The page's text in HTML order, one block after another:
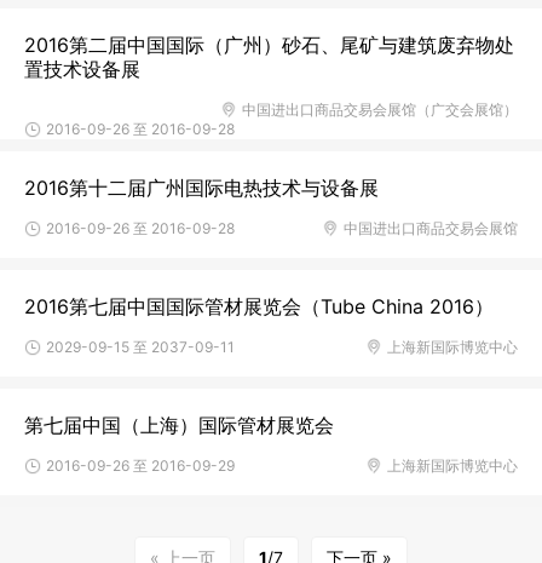
2016第二届中国国际（广州）砂石、尾矿与建筑废弃物处
置技术设备展
中国进出口商品交易会展馆（广交会展馆）
2016-09-26 至 2016-09-28
2016第十二届广州国际电热技术与设备展
中国进出口商品交易会展馆
2016-09-26 至 2016-09-28
2016第七届中国国际管材展览会（Tube China 2016）
上海新国际博览中心
2029-09-15 至 2037-09-11
第七届中国（上海）国际管材展览会
上海新国际博览中心
2016-09-26 至 2016-09-29
« 上一页 1/7 下一页 »